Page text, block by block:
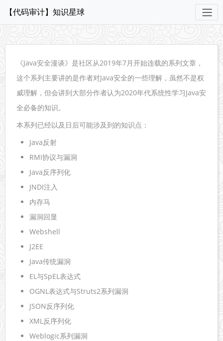
【代码审计】知识星球
《Java安全漫谈》是社区从2019年7月开始连载的系列文章，
这个系列主要讲的是作者对Java安全的一些理解，虽然不是权
威理解，但会讲到大部分作者认为2020年代系统性学习Java安
全必备的知识。
本系列已经以及日后可能涉及到的知识点：
Java反射
RMI协议与漏洞
Java反序列化
JNDI注入
内存马
漏洞回显
Webshell
J2EE
Java传统漏洞
EL与SpEL表达式
OGNL表达式与Struts2系列漏洞
JSON反序列化
XML反序列化
Weblogic系列漏洞